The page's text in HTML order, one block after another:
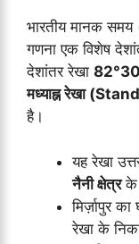
भारतीय मानक
गणना एक विशेष
देशांतर रेखा
मध्याह्न रेखा
है।
यह रेखा
नैनी क्षेत्रके
मिर्ज़ापुर
रेखा के